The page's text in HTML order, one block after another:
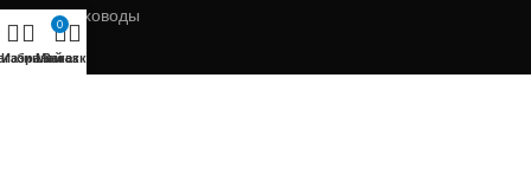
Воздуховоды
Избранное
0
Заказ
Мой аккаунт